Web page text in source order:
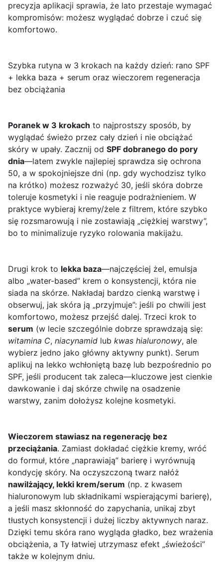
precyzja aplikacji sprawia, że lato przestaje wymagać
kompromisów: możesz wyglądać dobrze i czuć się
komfortowo.
Szybka rutyna w 3 krokach na każdy dzień: rano SPF
+ lekka baza + serum oraz wieczorem regeneracja
bez obciążania
Poranek w 3 krokach to najprostszy sposób, by
wyglądać świeżo przez cały dzień i nie obciążać
skóry w upały. Zacznij od SPF dobranego do pory
dnia—latem zwykle najlepiej sprawdza się ochrona
50, a w spokojniejsze dni (np. gdy wychodzisz tylko
na krótko) możesz rozważyć 30, jeśli skóra dobrze
toleruje kosmetyki i nie reaguje podrażnieniem. W
praktyce wybieraj kremy/żele z filtrem, które szybko
się rozsmarowują i nie zostawiają „ciężkiej warstwy”,
bo to minimalizuje ryzyko rolowania makijażu.
Drugi krok to lekka baza—najczęściej żel, emulsja
albo „water-based” krem o konsystencji, która nie
siada na skórze. Nakładaj bardzo cienką warstwę i
obserwuj, jak skóra ją „przyjmuje”: jeśli po chwili jest
komfortowo, możesz przejść dalej. Trzeci krok to
serum (w lecie szczególnie dobrze sprawdzają się:
witamina C, niacynamid lub kwas hialuronowy, ale
wybierz jedno jako główny aktywny punkt). Serum
aplikuj na lekko wchłoniętą bazę lub bezpośrednio po
SPF, jeśli producent tak zaleca—kluczowe jest cienkie
dawkowanie i daj skórze chwilę na osadzenie
warstwy, zanim dołożysz kolejne kosmetyki.
Wieczorem stawiasz na regenerację bez
przeciążania. Zamiast dokładać ciężkie kremy, wróć
do formuł, które „naprawiają” barierę i wyrównują
kondycję skóry. Na oczyszczoną twarz nałóż
nawilżający, lekki krem/serum (np. z kwasem
hialuronowym lub składnikami wspierającymi barierę),
a jeśli masz skłonność do zapychania, unikaj zbyt
tłustych konsystencji i dużej liczby aktywnych naraz.
Dzięki temu skóra rano wygląda gładko, bez wrażenia
obciążenia, a Ty łatwiej utrzymasz efekt „świeżości”
także w kolejnym dniu.